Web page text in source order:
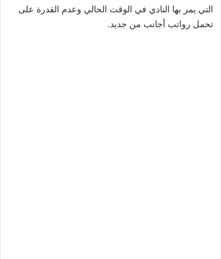
التي يمر بها النادي في الوقت الحالي وعدم القدرة على
تحمل رواتب أجانب من جديد.